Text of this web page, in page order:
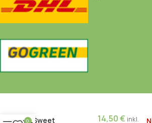
Sweet 14,50€ inkl.
0